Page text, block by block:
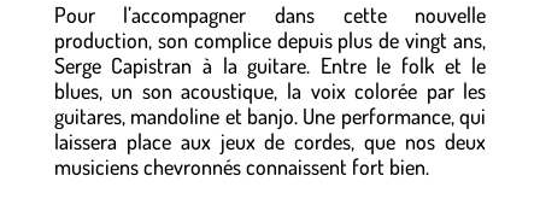
Pour l’accompagner dans cette nouvelle
production, son complice depuis plus de vingt ans,
Serge Capistran à la guitare. Entre le folk et le
blues, un son acoustique, la voix colorée par les
guitares, mandoline et banjo. Une performance, qui
laissera place aux jeux de cordes, que nos deux
musiciens chevronnés connaissent fort bien.